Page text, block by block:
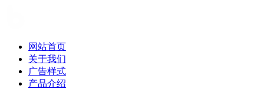
网站首页
关于我们
广告样式
产品介绍